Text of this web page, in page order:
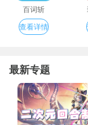
百词斩
查看详情
最新专题